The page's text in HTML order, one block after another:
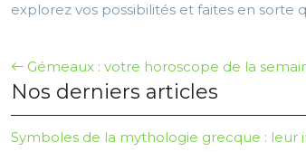
explorez vos possibilités et faites en sorte
Gémeaux : votre horoscope de la
Nos derniers articles
Symboles de la mythologie grecque : leur